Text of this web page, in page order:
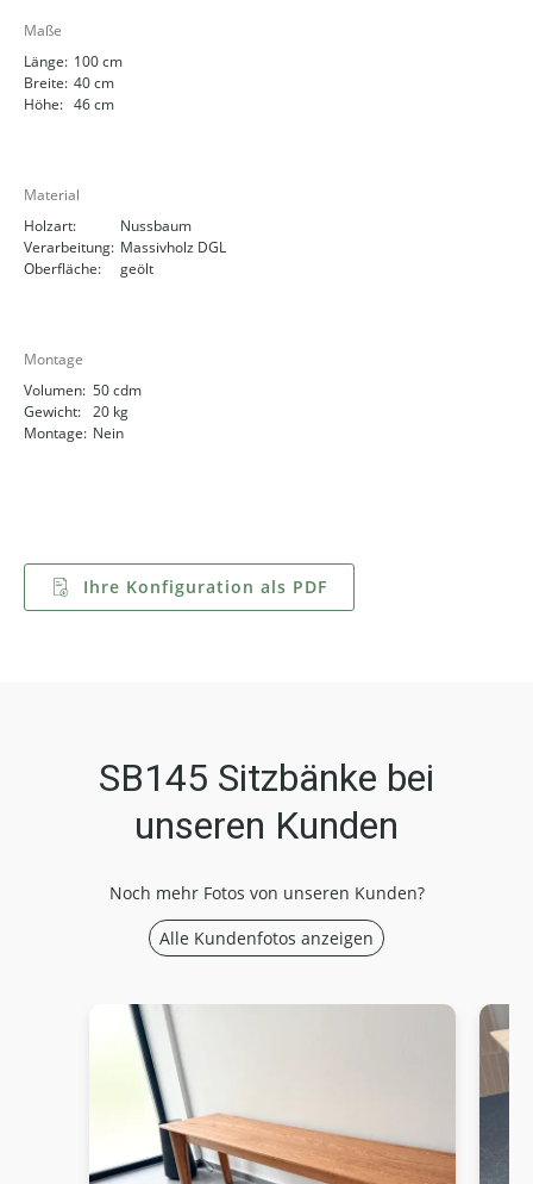
Maße
Länge: 100 cm
Breite: 40 cm
Höhe: 46 cm
Material
Holzart:
Nussbaum
Verarbeitung: Massivholz DGL
Oberfläche:
geölt
Montage
Volumen: 50 cdm
Gewicht: 20 kg
Montage: Nein
Ihre Konfiguration als PDF
SB145 Sitzbänke bei
unseren Kunden
Noch mehr Fotos von unseren Kunden?
Alle Kundenfotos anzeigen